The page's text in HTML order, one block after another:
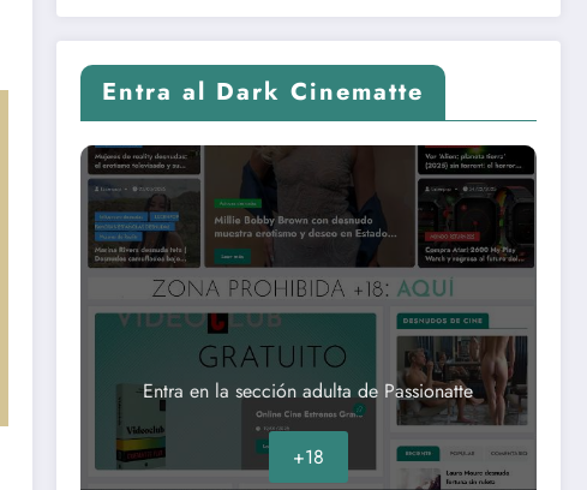
Entra al Dark Cinematte
Entra en la sección adulta de Passionatte
+18